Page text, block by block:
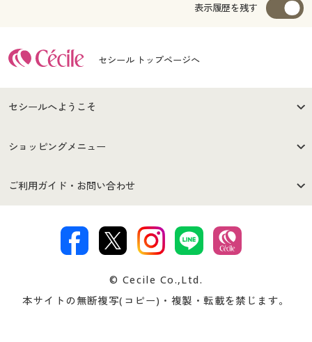
表示履歴を残す
セシール トップページへ
セシールへようこそ
はじめての方へ
セシールご利用規約
著作権・商標について 会社案内
ショッピングメニュー
商品カテゴリ
プレゼント＆キャンペーン サイトマップ
ご利用ガイド・お問い合わせ
交換・返品は お支払は
ついて
忘れの場合
© Cecile Co.,Ltd.
本サイトの無断複写(コピー)・複製・転載を禁じます。